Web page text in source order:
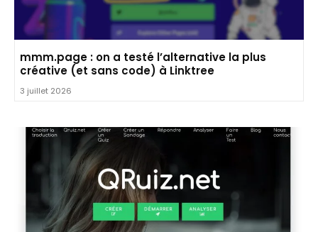
mmm.page : on a testé l’alternative la plus
créative (et sans code) à Linktree
3 juillet 2026